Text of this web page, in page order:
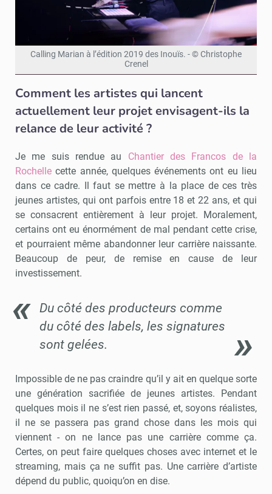
Calling Marian à l’édition 2019 des Inouïs. - © Christophe
Crenel
Comment les artistes qui lancent
actuellement leur projet envisagent-ils la
relance de leur activité ?
Je me suis rendue au Chantier des Francos de la
Rochelle cette année, quelques événements ont eu lieu
dans ce cadre. Il faut se mettre à la place de ces très
jeunes artistes, qui ont parfois entre 18 et 22 ans, et qui
se consacrent entièrement à leur projet. Moralement,
certains ont eu énormément de mal pendant cette crise,
et pourraient même abandonner leur carrière naissante.
Beaucoup de peur, de remise en cause de leur
investissement.
Du côté des producteurs comme
du côté des labels, les signatures
sont gelées.
Impossible de ne pas craindre qu’il y ait en quelque sorte
une génération sacrifiée de jeunes artistes. Pendant
quelques mois il ne s’est rien passé, et, soyons réalistes,
il ne se passera pas grand chose dans les mois qui
viennent - on ne lance pas une carrière comme ça.
Certes, on peut faire quelques choses avec internet et le
streaming, mais ça ne suffit pas. Une carrière d’artiste
dépend du public, quoiqu’on en dise.